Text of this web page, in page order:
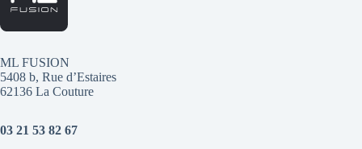
ML FUSION
5408 b, Rue d’Estaires
62136 La Couture
03 21 53 82 67